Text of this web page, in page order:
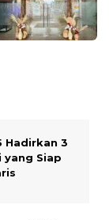
Hadirkan 3
yang Siap